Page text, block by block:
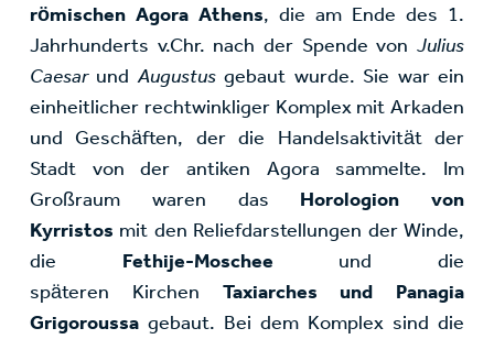
römischen Agora Athens, die am Ende des 1.
Jahrhunderts v.Chr. nach der Spende von Julius
CaesarundAugustusgebaut wurde. Sie war ein
einheitlicher rechtwinkliger Komplex mit Arkaden
und Geschäften, der die Handelsaktivität der
Stadt von der antiken Agora sammelte. Im
Großraum waren das Horologion von
Kyrristos mit den Reliefdarstellungen der Winde,
die Fethije-Moschee und die
späteren Kirchen Taxiarches und Panagia
Grigoroussa gebaut. Bei dem Komplex sind die